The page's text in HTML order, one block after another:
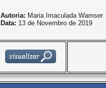
Autoria: Maria Imaculada Wamser
Data: 13 de Novembro de 2019